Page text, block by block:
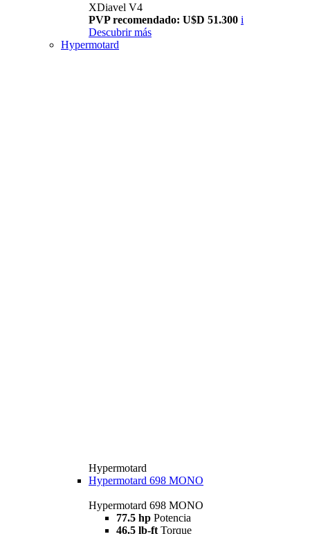
XDiavel V4
PVP recomendado: U$D 51.300 i
Descubrir más
Hypermotard
Hypermotard
Hypermotard 698 MONO
Hypermotard 698 MONO
77.5 hp Potencia
46.5 lb-ft Torque